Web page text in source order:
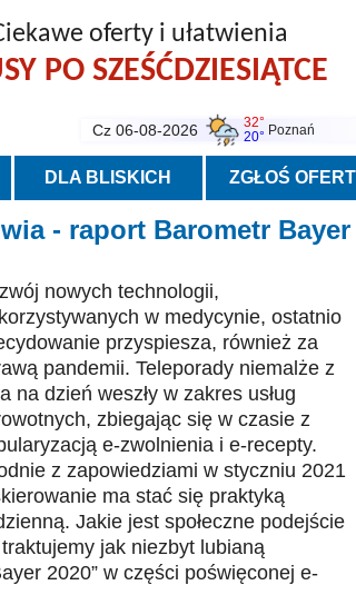
oferty i ułatwienia
PO SZEŚĆDZIESIĄTCE
Cz 06-08-2026
32°
20° Poznań
DLA BLISKICH ZGŁOŚ
- raport Barometr Bayer
nowych technologii,
w medycynie, ostatnio
przyspiesza, również za
pandemii. Teleporady niemalże z
na dzień weszły w zakres usług
zbiegając się w czasie z
e-zwolnienia i e-recepty.
z zapowiedziami w styczniu 2021
ma stać się praktyką
Jakie jest społeczne podejście
jak niezbyt lubianą
2020” w części poświęconej e-